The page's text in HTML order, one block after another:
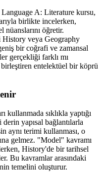
A: Literature kursu,
birlikte incelerken,
öğretir.
veya Geography
bir coğrafi ve zamansal
gerçekliği farklı mı
entelektüel bir köprü
kullanmada sıklıkla yaptığı
yapısal bağlantılarla
aynı terimi kullanması, o
gelmez. "Model" kavramı
History'de bir tarihsel
Bu kavramlar arasındaki
temelini oluşturur.